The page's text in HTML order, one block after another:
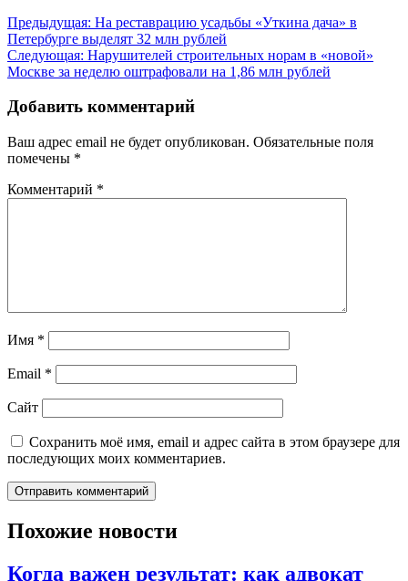
Навигация
по
записям
Предыдущая: На реставрацию усадьбы «Уткина дача» в
Петербурге выделят 32 млн рублей
Следующая: Нарушителей строительных норам в «новой»
Москве за неделю оштрафовали на 1,86 млн рублей
Добавить комментарий
Ваш адрес email не будет опубликован. Обязательные поля
помечены *
Комментарий *
Имя *
Email *
Сайт
Сохранить моё имя, email и адрес сайта в этом браузере для
последующих моих комментариев.
Похожие новости
Когда важен результат: как адвокат